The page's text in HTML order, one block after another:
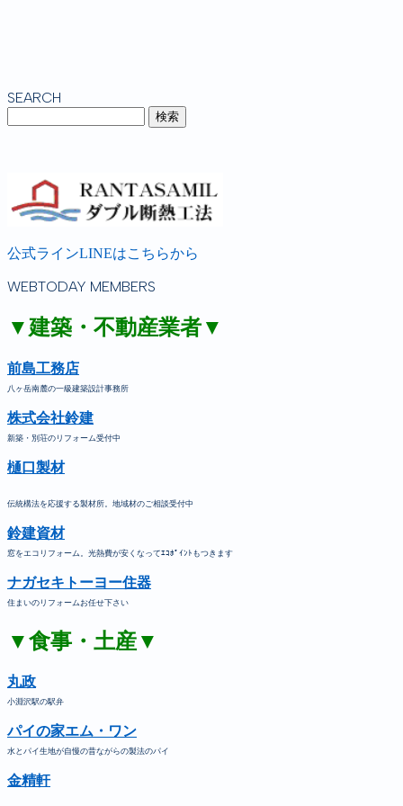
SEARCH
公式ラインLINEはこちらから
WEBTODAY MEMBERS
▼建築・不動産業者▼
前島工務店
八ヶ岳南麓の一級建築設計事務所
株式会社鈴建
新築・別荘のリフォーム受付中
樋口製材
伝統構法を応援する製材所。地域材のご相談受付中
鈴建資材
窓をエコリフォーム。光熱費が安くなってｴｺﾎﾟｲﾝﾄもつきます
ナガセキトーヨー住器
住まいのリフォームお任せ下さい
▼食事・土産▼
丸政
小淵沢駅の駅弁
パイの家エム・ワン
水とパイ生地が自慢の昔ながらの製法のパイ
金精軒